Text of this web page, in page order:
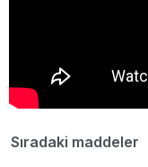
Sıradaki maddeler